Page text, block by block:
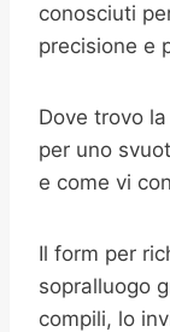
conosciuti
precisione e
Dove trovo
per uno
e come vi
Il form per
sopralluogo
compili, lo